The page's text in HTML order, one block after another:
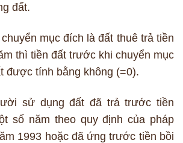
đất.
mục đích là đất thuê trả tiền
thì tiền đất trước khi chuyển mục
được tính bằng không (=0).
sử dụng đất đã trả trước tiền
số năm theo quy định của pháp
1993 hoặc đã ứng trước tiền bồi